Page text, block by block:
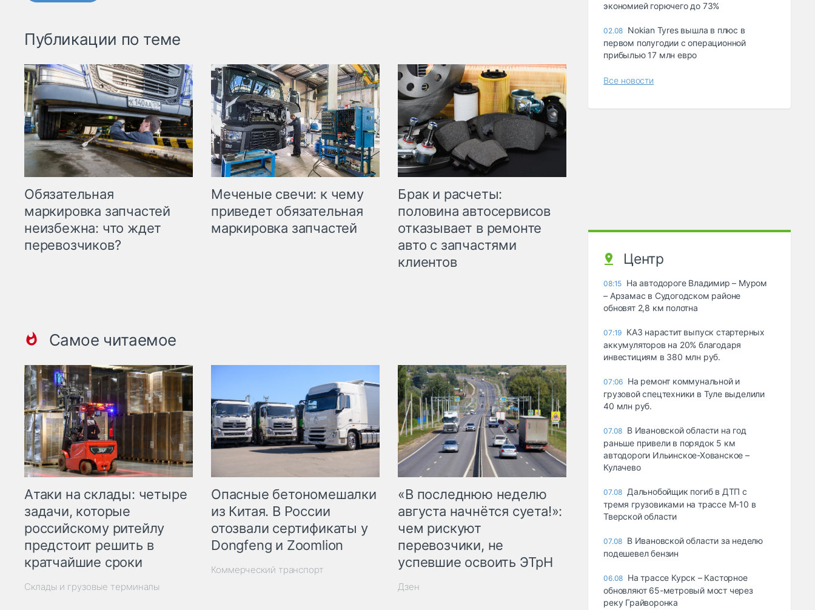
Публикации по теме
Обязательная
маркировка запчастей
неизбежна: что ждет
перевозчиков?
Меченые свечи: к чему
приведет обязательная
маркировка запчастей
Брак и расчеты:
половина автосервисов
отказывает в ремонте
авто с запчастями
клиентов
Самое читаемое
Атаки на склады: четыре
задачи, которые
российскому ритейлу
предстоит решить в
кратчайшие сроки
Склады и грузовые терминалы
Опасные бетономешалки
из Китая. В России
отозвали сертификаты у
Dongfeng и Zoomlion
Коммерческий транспорт
«В последнюю неделю
августа начнётся суета!»:
чем рискуют
перевозчики, не
успевшие освоить ЭТрН
Дзен
экономией горючего до 73%
02.08 Nokian Tyres вышла в плюс в
первом полугодии с операционной
прибылью 17 млн евро
Все новости
Центр
08:15 На автодороге Владимир – Муром
– Арзамас в Судогодском районе
обновят 2,8 км полотна
07:19 КАЗ нарастит выпуск стартерных
аккумуляторов на 20% благодаря
инвестициям в 380 млн руб.
07:06 На ремонт коммунальной и
грузовой спецтехники в Туле выделили
40 млн руб.
07.08 В Ивановской области на год
раньше привели в порядок 5 км
автодороги Ильинское-Хованское –
Кулачево
07.08 Дальнобойщик погиб в ДТП с
тремя грузовиками на трассе М-10 в
Тверской области
07.08 В Ивановской области за неделю
подешевел бензин
06.08 На трассе Курск – Касторное
обновляют 65-метровый мост через
реку Грайворонка